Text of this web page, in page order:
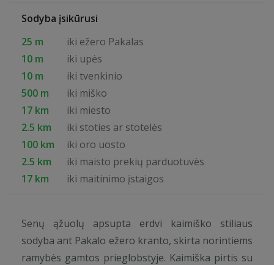
Sodyba įsikūrusi
25 m
iki ežero Pakalas
10 m
iki upės
10 m
iki tvenkinio
500 m
iki miško
17 km
iki miesto
2.5 km
iki stoties ar stotelės
100 km
iki oro uosto
2.5 km
iki maisto prekių parduotuvės
17 km
iki maitinimo įstaigos
Senų ąžuolų apsupta erdvi kaimiško stiliaus
sodyba ant Pakalo ežero kranto, skirta norintiems
ramybės gamtos prieglobstyje. Kaimiška pirtis su